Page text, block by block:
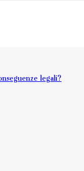
legali?